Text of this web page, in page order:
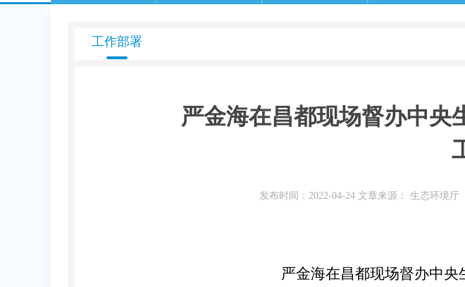
工作部署
严金海在昌都现场督办中央
发布时间：2022-04-24 文章来源： 生态环境厅
严金海在昌都现场督办中